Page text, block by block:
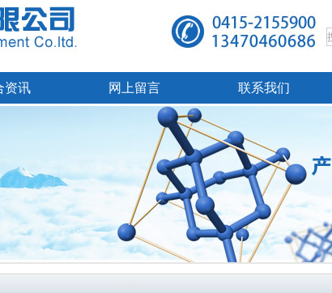
资讯 网上留言 联系我们